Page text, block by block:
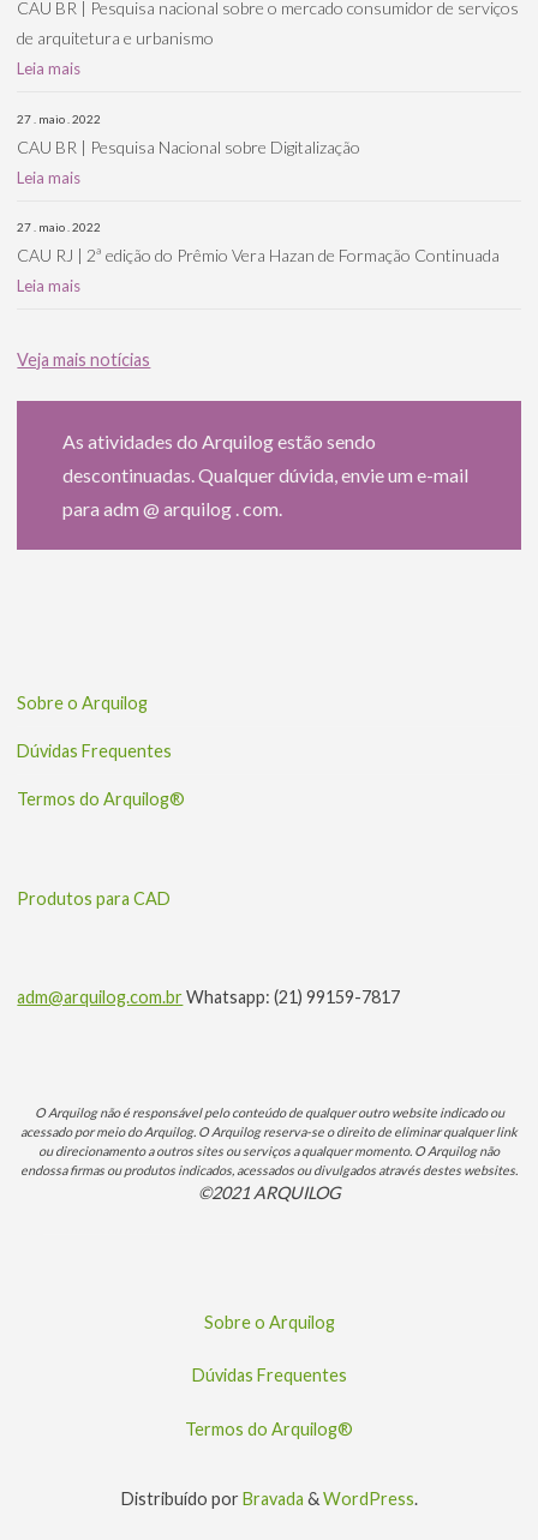
CAU BR | Pesquisa nacional sobre o mercado consumidor de serviços
de arquitetura e urbanismo
Leia mais
27 . maio . 2022
CAU BR | Pesquisa Nacional sobre Digitalização
Leia mais
27 . maio . 2022
CAU RJ | 2ª edição do Prêmio Vera Hazan de Formação Continuada
Leia mais
Veja mais notícias
As atividades do Arquilog estão sendo
descontinuadas. Qualquer dúvida, envie um e-mail
para adm @ arquilog . com.
Sobre o Arquilog
Dúvidas Frequentes
Termos do Arquilog®
Produtos para CAD
adm@arquilog.com.brWhatsapp: (21) 99159-7817
O Arquilog não é responsável pelo conteúdo de qualquer outro website indicado ou
acessado por meio do Arquilog. O Arquilog reserva-se o direito de eliminar qualquer link
ou direcionamento a outros sites ou serviços a qualquer momento. O Arquilog não
endossa firmas ou produtos indicados, acessados ou divulgados através destes websites.
©2021 ARQUILOG
Sobre o Arquilog
Dúvidas Frequentes
Termos do Arquilog®
Distribuído por Bravada &WordPress.